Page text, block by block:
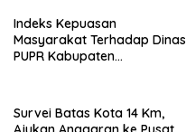
Indeks Kepuasan
Masyarakat Terhadap Dinas
PUPR Kabupaten
Survei Batas Kota 14 Km,